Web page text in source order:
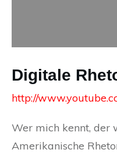
Digitale
http://
Wer mich kennt, der
Amerikanische